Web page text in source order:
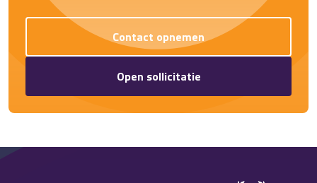
Contact opnemen
Open sollicitatie